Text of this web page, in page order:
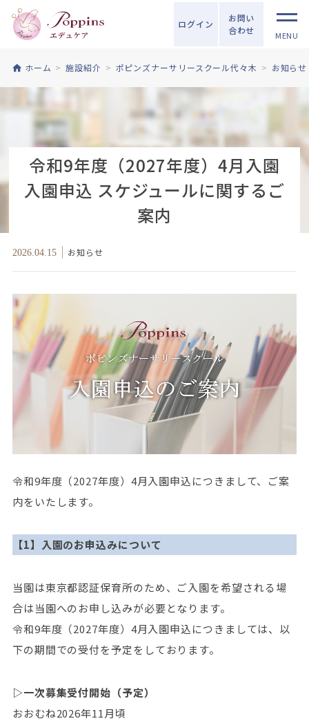
ログイン
お問い
合わせ
MENU
ホーム 施設紹介 ポピンズナーサリースクール代々木 お知らせ
令和9年度（2027年度）4月入園
入園申込 スケジュールに関するご
案内
2026.04.15 お知らせ
令和9年度（2027年度）4月入園申込につきまして、ご案
内をいたします。
【1】入園のお申込みについて
当園は東京都認証保育所のため、ご入園を希望される場
合は当園へのお申し込みが必要となります。
令和9年度（2027年度）4月入園申込につきましては、以
下の期間での受付を予定をしております。
▷一次募集受付開始（予定）
おおむね2026年11月頃